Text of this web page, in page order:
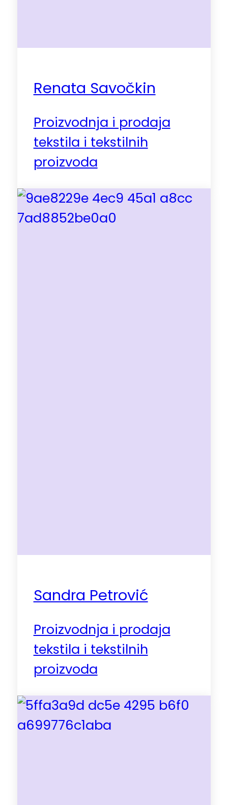
Renata Savočkin
Proizvodnja i prodaja
tekstila i tekstilnih
proizvoda
Sandra Petrović
Proizvodnja i prodaja
tekstila i tekstilnih
proizvoda